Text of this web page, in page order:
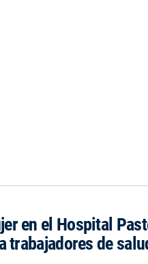
en el Hospital
trabajadores de